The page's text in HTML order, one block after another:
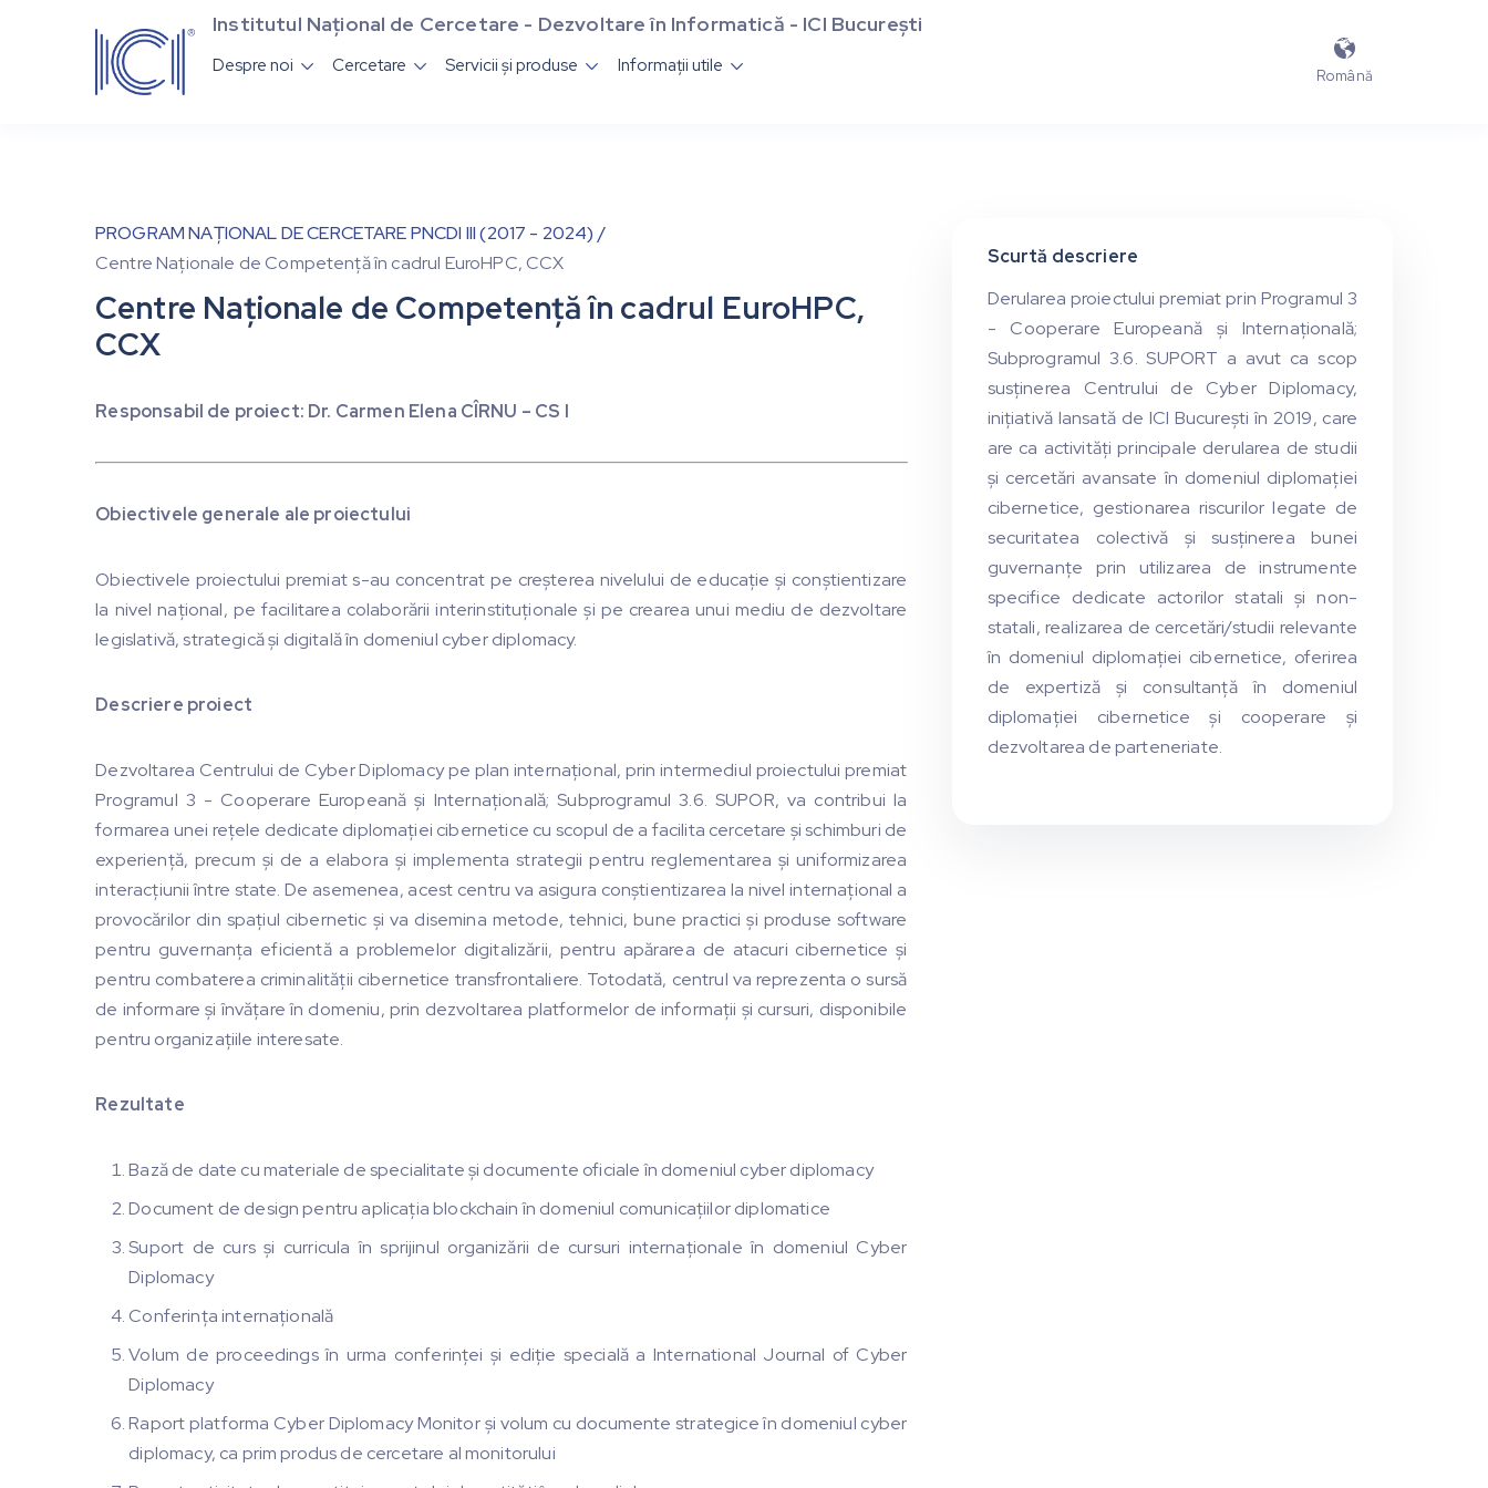
Institutul Național de Cercetare - Dezvoltare în Informatică - ICI București
Despre noi  Cercetare  Servicii și produse  Informații utile 

Română
PROGRAM NAȚIONAL DE CERCETARE PNCDI III (2017 - 2024) /
Centre Naționale de Competență în cadrul EuroHPC, CCX
Centre Naționale de Competență în cadrul EuroHPC,
CCX
Responsabil de proiect: Dr. Carmen Elena CÎRNU – CS I
Obiectivele generale ale proiectului
Obiectivele proiectului premiat s-au concentrat pe creșterea nivelului de educație și conștientizare
la nivel național, pe facilitarea colaborării interinstituționale și pe crearea unui mediu de dezvoltare
legislativă, strategică și digitală în domeniul cyber diplomacy.
Descriere proiect
Dezvoltarea Centrului de Cyber Diplomacy pe plan internațional, prin intermediul proiectului premiat
Programul 3 - Cooperare Europeană și Internațională; Subprogramul 3.6. SUPOR, va contribui la
formarea unei rețele dedicate diplomației cibernetice cu scopul de a facilita cercetare și schimburi de
experiență, precum și de a elabora și implementa strategii pentru reglementarea și uniformizarea
interacțiunii între state. De asemenea, acest centru va asigura conștientizarea la nivel internațional a
provocărilor din spațiul cibernetic și va disemina metode, tehnici, bune practici și produse software
pentru guvernanța eficientă a problemelor digitalizării, pentru apărarea de atacuri cibernetice și
pentru combaterea criminalității cibernetice transfrontaliere. Totodată, centrul va reprezenta o sursă
de informare și învățare în domeniu, prin dezvoltarea platformelor de informații și cursuri, disponibile
pentru organizațiile interesate.
Rezultate
Bază de date cu materiale de specialitate și documente oficiale în domeniul cyber diplomacy
Document de design pentru aplicația blockchain în domeniul comunicațiilor diplomatice
Suport de curs și curricula în sprijinul organizării de cursuri internaționale în domeniul Cyber
Diplomacy
Conferința internațională
Volum de proceedings în urma conferinței și ediție specială a International Journal of Cyber
Diplomacy
Raport platforma Cyber Diplomacy Monitor și volum cu documente strategice în domeniul cyber
diplomacy, ca prim produs de cercetare al monitorului
Scurtă descriere
Derularea proiectului premiat prin Programul 3
- Cooperare Europeană și Internațională;
Subprogramul 3.6. SUPORT a avut ca scop
susținerea Centrului de Cyber Diplomacy,
inițiativă lansată de ICI București în 2019, care
are ca activități principale derularea de studii
și cercetări avansate în domeniul diplomației
cibernetice, gestionarea riscurilor legate de
securitatea colectivă și susținerea bunei
guvernanțe prin utilizarea de instrumente
specifice dedicate actorilor statali și non-
statali, realizarea de cercetări/studii relevante
în domeniul diplomației cibernetice, oferirea
de expertiză şi consultanță în domeniul
diplomației cibernetice și cooperare și
dezvoltarea de parteneriate.